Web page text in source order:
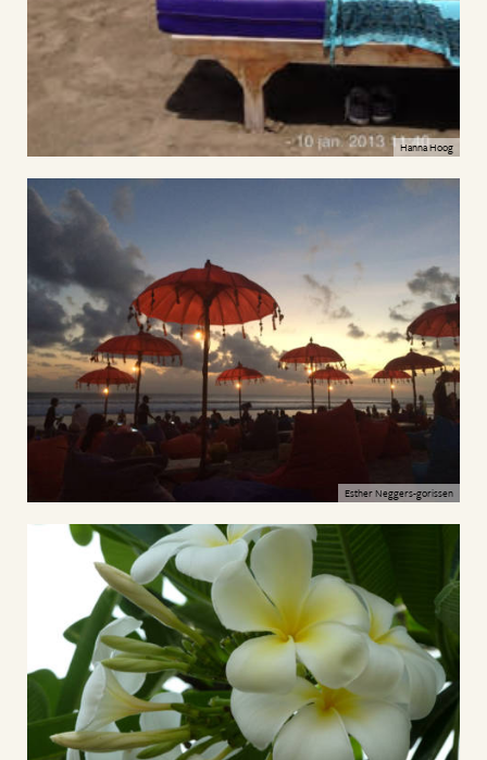
Hanna Hoog
Esther Neggers-gorissen